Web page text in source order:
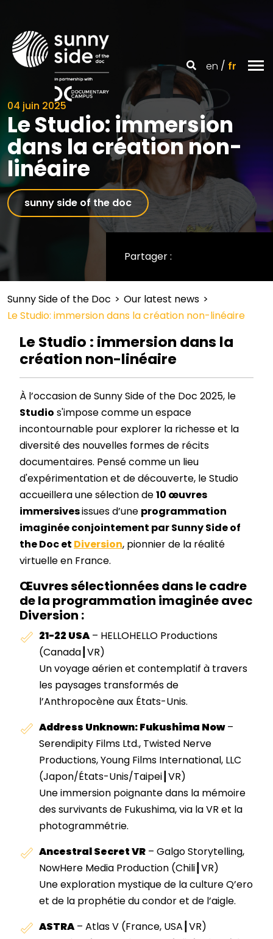
en fr
04 juin 2025
Le Studio: immersion
dans la création non-
linéaire
sunny side of the doc
Partager :
Sunny Side of the Doc > Our latest news >
Le Studio: immersion dans la création non-linéaire
Le Studio : immersion dans la
création non-linéaire
À l’occasion de Sunny Side of the Doc 2025, le
Studio s'impose comme un espace
incontournable pour explorer la richesse et la
diversité des nouvelles formes de récits
documentaires. Pensé comme un lieu
d'expérimentation et de découverte, le Studio
accueillera une sélection de10 œuvres
immersivesissues d’une programmation
imaginée conjointement par Sunny Side of
the Doc et Diversion, pionnier de la réalité
virtuelle en France.
Œuvres sélectionnées dans le cadre
de la programmation imaginée avec
Diversion :
21-22 USA– HELLOHELLO Productions
(Canada┃VR)
Un voyage aérien et contemplatif à travers
les paysages transformés de
l’Anthropocène aux États-Unis.
Address Unknown: Fukushima Now–
Serendipity Films Ltd., Twisted Nerve
Productions, Young Films International, LLC
(Japon/États-Unis/Taipei┃VR)
Une immersion poignante dans la mémoire
des survivants de Fukushima, via la VR et la
photogrammétrie.
Ancestral Secret VR – Galgo Storytelling,
NowHere Media Production (Chili┃VR)
Une exploration mystique de la culture Q’ero
et de la prophétie du condor et de l’aigle.
ASTRA– Atlas V (France, USA┃VR)